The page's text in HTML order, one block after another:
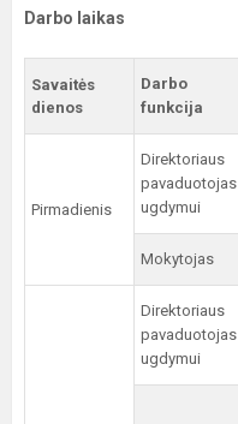
Darbo laikas
Savaitės
dienos
Darbo
funkcija
Pirmadienis
Direktoriaus
pavaduotojas
ugdymui
Mokytojas
Direktoriaus
pavaduotojas
ugdymui